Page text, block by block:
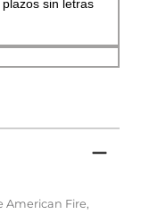
American Fire,